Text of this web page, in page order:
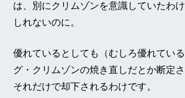
は、別にクリムゾンを意識していたわ
しれないのに。
優れているとしても（むしろ優れてい
グ・クリムゾンの焼き直しだとか断定さ
それだけで却下されるわけです。